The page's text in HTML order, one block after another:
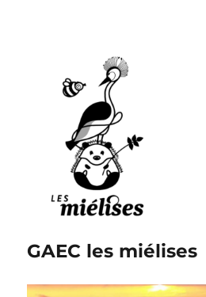
GAEC les miélises